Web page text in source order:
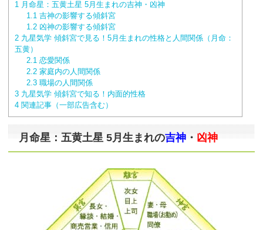
1 月命星：五黄土星 5月生まれの吉神・凶神
1.1 吉神の影響する傾斜宮
1.2 凶神の影響する傾斜宮
2 九星気学 傾斜宮で見る！5月生まれの性格と人間関係（月命：
五黄）
2.1 恋愛関係
2.2 家庭内の人間関係
2.3 職場の人間関係
3 九星気学 傾斜宮で知る！内面的性格
4 関連記事（一部広告含む）
月命星：五黄土星 5月生まれの吉神・凶神